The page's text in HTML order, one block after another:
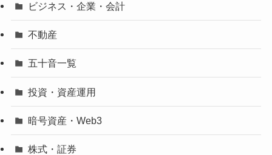
ビジネス・企業・会計
不動産
五十音一覧
投資・資産運用
暗号資産・Web3
株式・証券